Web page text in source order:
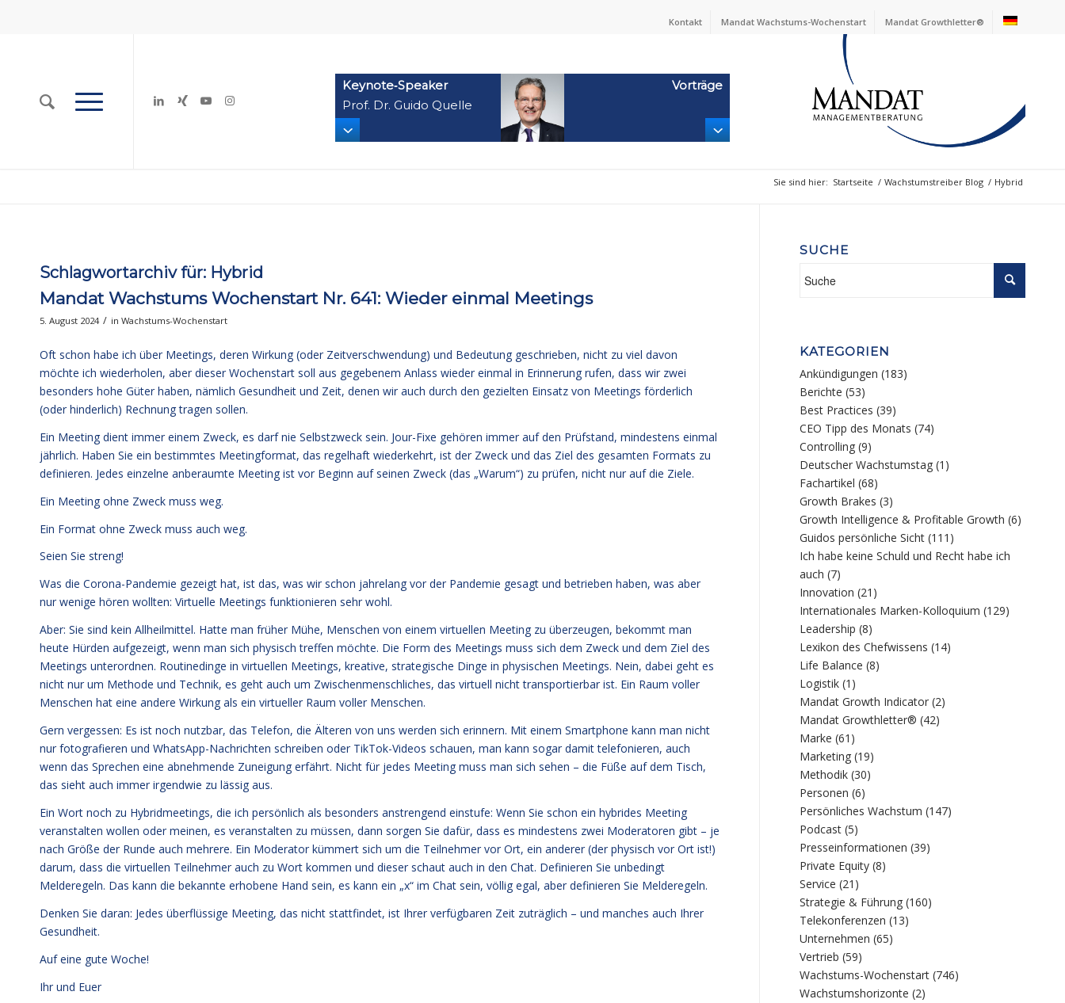
Kontakt Mandat Wachstums-Wochenstart Mandat Growthletter®
Keynote‑Speaker
Prof. Dr. Guido Quelle
Vorträge
Sie sind hier: Startseite / Wachstumstreiber Blog / Hybrid
Schlagwortarchiv für: Hybrid
Mandat Wachstums Wochenstart Nr. 641: Wieder einmal Meetings
5. August 2024 / in Wachstums-Wochenstart
Oft schon habe ich über Meetings, deren Wirkung (oder Zeitverschwendung) und Bedeutung geschrieben, nicht zu viel davon
möchte ich wiederholen, aber dieser Wochenstart soll aus gegebenem Anlass wieder einmal in Erinnerung rufen, dass wir zwei
besonders hohe Güter haben, nämlich Gesundheit und Zeit, denen wir auch durch den gezielten Einsatz von Meetings förderlich
(oder hinderlich) Rechnung tragen sollen.
Ein Meeting dient immer einem Zweck, es darf nie Selbstzweck sein. Jour-Fixe gehören immer auf den Prüfstand, mindestens einmal
jährlich. Haben Sie ein bestimmtes Meetingformat, das regelhaft wiederkehrt, ist der Zweck und das Ziel des gesamten Formats zu
definieren. Jedes einzelne anberaumte Meeting ist vor Beginn auf seinen Zweck (das „Warum“) zu prüfen, nicht nur auf die Ziele.
Ein Meeting ohne Zweck muss weg.
Ein Format ohne Zweck muss auch weg.
Seien Sie streng!
Was die Corona-Pandemie gezeigt hat, ist das, was wir schon jahrelang vor der Pandemie gesagt und betrieben haben, was aber
nur wenige hören wollten: Virtuelle Meetings funktionieren sehr wohl.
Aber: Sie sind kein Allheilmittel. Hatte man früher Mühe, Menschen von einem virtuellen Meeting zu überzeugen, bekommt man
heute Hürden aufgezeigt, wenn man sich physisch treffen möchte. Die Form des Meetings muss sich dem Zweck und dem Ziel des
Meetings unterordnen. Routinedinge in virtuellen Meetings, kreative, strategische Dinge in physischen Meetings. Nein, dabei geht es
nicht nur um Methode und Technik, es geht auch um Zwischenmenschliches, das virtuell nicht transportierbar ist. Ein Raum voller
Menschen hat eine andere Wirkung als ein virtueller Raum voller Menschen.
Gern vergessen: Es ist noch nutzbar, das Telefon, die Älteren von uns werden sich erinnern. Mit einem Smartphone kann man nicht
nur fotografieren und WhatsApp-Nachrichten schreiben oder TikTok-Videos schauen, man kann sogar damit telefonieren, auch
wenn das Sprechen eine abnehmende Zuneigung erfährt. Nicht für jedes Meeting muss man sich sehen – die Füße auf dem Tisch,
das sieht auch immer irgendwie zu lässig aus.
Ein Wort noch zu Hybridmeetings, die ich persönlich als besonders anstrengend einstufe: Wenn Sie schon ein hybrides Meeting
veranstalten wollen oder meinen, es veranstalten zu müssen, dann sorgen Sie dafür, dass es mindestens zwei Moderatoren gibt – je
nach Größe der Runde auch mehrere. Ein Moderator kümmert sich um die Teilnehmer vor Ort, ein anderer (der physisch vor Ort ist!)
darum, dass die virtuellen Teilnehmer auch zu Wort kommen und dieser schaut auch in den Chat. Definieren Sie unbedingt
Melderegeln. Das kann die bekannte erhobene Hand sein, es kann ein „x“ im Chat sein, völlig egal, aber definieren Sie Melderegeln.
Denken Sie daran: Jedes überflüssige Meeting, das nicht stattfindet, ist Ihrer verfügbaren Zeit zuträglich – und manches auch Ihrer
Gesundheit.
Auf eine gute Woche!
Ihr und Euer
SUCHE
KATEGORIEN
Ankündigungen (183)
Berichte (53)
Best Practices (39)
CEO Tipp des Monats (74)
Controlling (9)
Deutscher Wachstumstag (1)
Fachartikel (68)
Growth Brakes (3)
Growth Intelligence & Profitable Growth (6)
Guidos persönliche Sicht (111)
Ich habe keine Schuld und Recht habe ich
auch (7)
Innovation (21)
Internationales Marken-Kolloquium (129)
Leadership (8)
Lexikon des Chefwissens (14)
Life Balance (8)
Logistik (1)
Mandat Growth Indicator (2)
Mandat Growthletter® (42)
Marke (61)
Marketing (19)
Methodik (30)
Personen (6)
Persönliches Wachstum (147)
Podcast (5)
Presseinformationen (39)
Private Equity (8)
Service (21)
Strategie & Führung (160)
Telekonferenzen (13)
Unternehmen (65)
Vertrieb (59)
Wachstums-Wochenstart (746)
Wachstumshorizonte (2)